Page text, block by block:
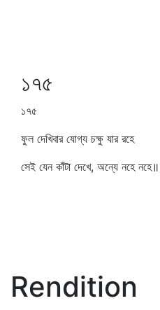
১৭৫
১৭৫
ফুল দেখিবার যোগ্য চক্ষু যার রহে
সেই যেন কাঁটা দেখে, অন্যে নহে নহে॥
Rendition